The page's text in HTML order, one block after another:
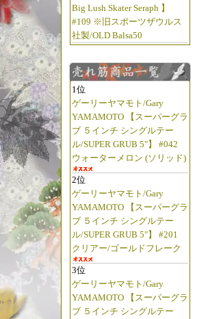
Big Lush Skater Seraph 】
#109 ※旧スポーツザウルス
社製/OLD Balsa50
1位
ゲーリーヤマモト/Gary
YAMAMOTO 【スーパーグラ
ブ ５インチ シングルテー
ル/SUPER GRUB 5"】 #042
ウォーターメロン (ソリッド)
2位
ゲーリーヤマモト/Gary
YAMAMOTO 【スーパーグラ
ブ ５インチ シングルテー
ル/SUPER GRUB 5"】 #201
クリアー/ゴールドフレーク
3位
ゲーリーヤマモト/Gary
YAMAMOTO 【スーパーグラ
ブ ５インチ シングルテー